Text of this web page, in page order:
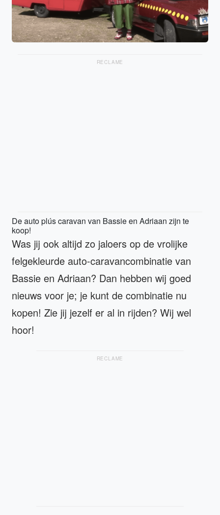
RECLAME
De auto plús caravan van Bassie en Adriaan zijn te
koop!
Was jij ook altijd zo jaloers op de vrolijke
felgekleurde auto-caravancombinatie van
Bassie en Adriaan? Dan hebben wij goed
nieuws voor je; je kunt de combinatie nu
kopen! Zie jij jezelf er al in rijden? Wij wel
hoor!
RECLAME